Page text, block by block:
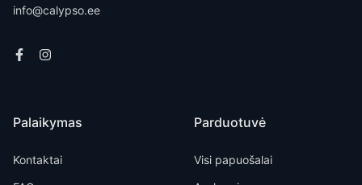
info@calypso.ee
Palaikymas
Kontaktai
Parduotuvė
Visi papuošalai